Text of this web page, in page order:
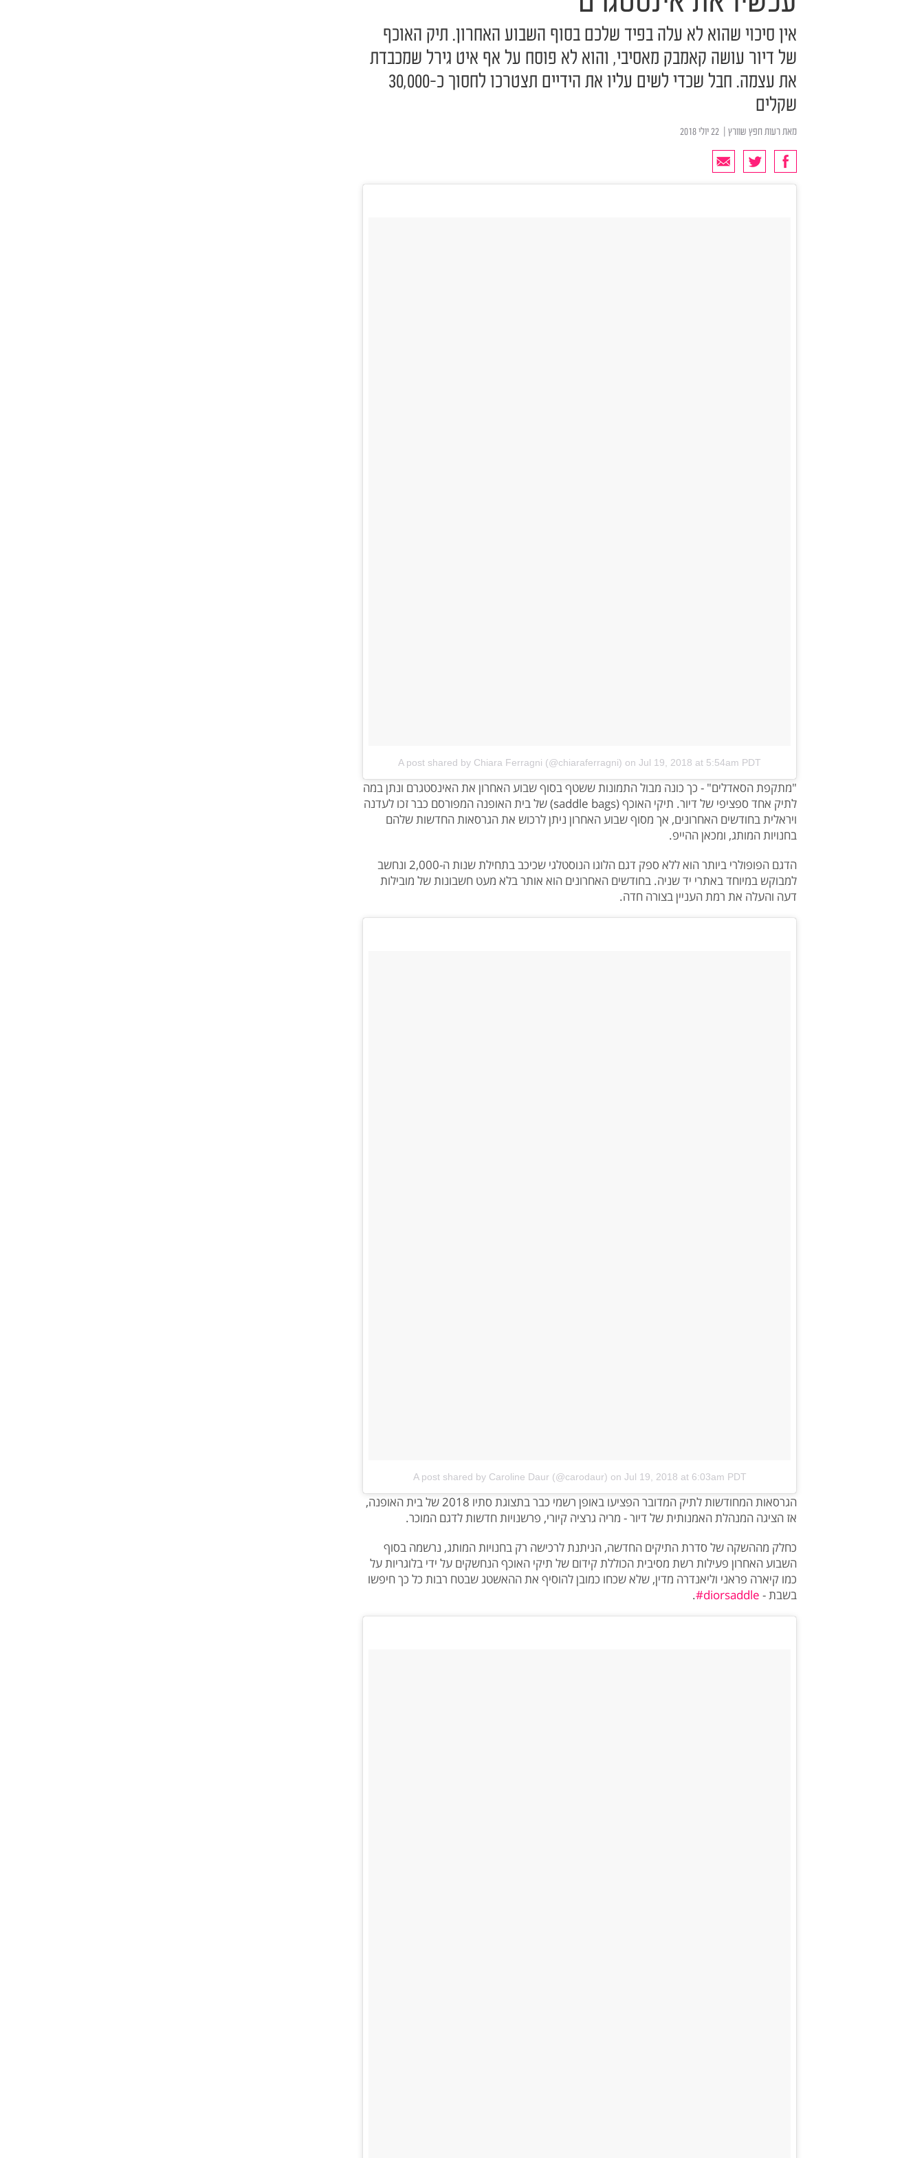
אין סיכוי שהוא לא עלה בפיד שלכם בסוף השבוע האחרון. תיק האוכף
של דיור עושה קאמבק מאסיבי, והוא לא פוסח על אף איט גירל שמכבדת
את עצמה. חבל שכדי לשים עליו את הידיים תצטרכו לחסוך כ-30,000
שקלים
מאתרעות חפץ שוורץ
A post shared by Chiara Ferragni (@chiaraferragni) on Jul 19, 2018 at 5:54am PDT
"מתקפת הסאדלים" - כך כונה מבול התמונות ששטף בסוף שבוע האחרון את האינסטגרם ונתן במה
לתיק אחד ספציפי של דיור. תיקי האוכף (saddle bags) של בית האופנה המפורסם כבר זכו לעדנה
ויראלית בחודשים האחרונים, אך מסוף שבוע האחרון ניתן לרכוש את הגרסאות החדשות שלהם
בחנויות המותג, ומכאן ההייפ.
הדגם הפופולרי ביותר הוא ללא ספק דגם הלוגו הנוסטלגי שכיכב בתחילת שנות ה-2,000 ונחשב
למבוקש במיוחד באתרי יד שניה. בחודשים האחרונים הוא אותר בלא מעט חשבונות של מובילות
דעה והעלה את רמת העניין בצורה חדה.
A post shared by Caroline Daur (@carodaur) on Jul 19, 2018 at 6:03am PDT
הגרסאות המחודשות לתיק המדובר הפציעו באופן רשמי כבר בתצוגת סתיו 2018 של בית האופנה,
אז הציגה המנהלת האמנותית של דיור - מריה גרציה קיורי, פרשנויות חדשות לדגם המוכר.
כחלק מההשקה של סדרת התיקים החדשה, הניתנת לרכישה רק בחנויות המותג, נרשמה בסוף
השבוע האחרון פעילות רשת מסיבית הכוללת קידום של תיקי האוכף הנחשקים על ידי בלוגריות על
כמו קיארה פראני וליאנדרה מדין, שלא שכחו כמובן להוסיף את ההאשטג שבטח רבות כל כך חיפשו
בשבת - diorsaddle#
.